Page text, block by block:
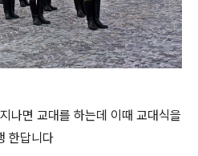
나면 교대를 하는데 이때 교대식을
한답니다